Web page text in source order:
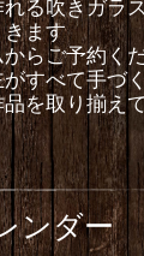
る吹きガラ
きます
らご予約く
すべて手づ
を取り揃え
ンダー